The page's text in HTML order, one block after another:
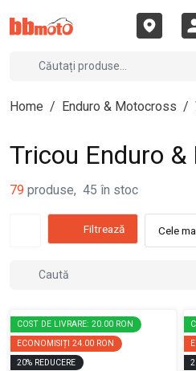
Home / Enduro & Motocross /
Tricou Enduro
79 produse, 45 în stoc
Filtrează Cele
COST DE LIVRARE: 20.00 RON
ECONOMISIȚI 24.00 RON
20% REDUCERE